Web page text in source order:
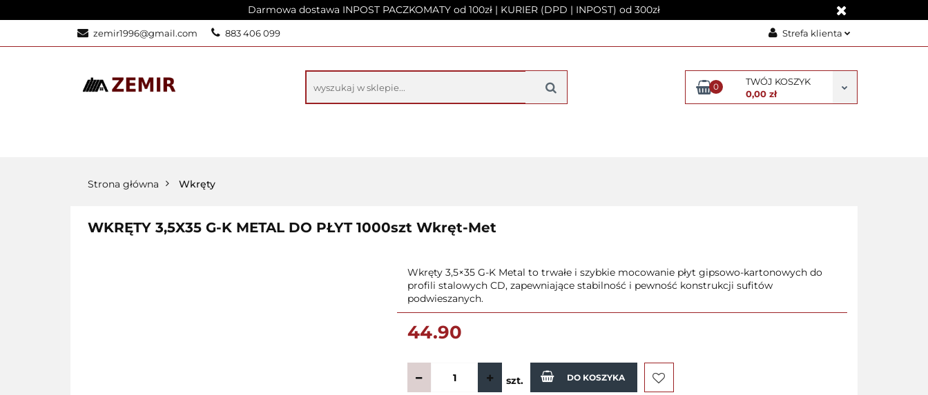
Darmowa dostawa INPOST PACZKOMATY od 100zł | KURIER (DPD | INPOST) od 300zł
zemir1996@gmail.com 883 406 099 Strefa klienta
Załóż konto
Dodaj zgłoszenie
0
TWÓJ KOSZYK
0,00 zł
STRONA GŁÓWNA PRODUKTY O FIRMIE KONTAKT
Strona główna Wkręty
WKRĘTY 3,5X35 G-K METAL DO PŁYT 1000szt Wkręt-Met
Wkręty 3,5×35 G-K Metal to trwałe i szybkie mocowanie płyt gipsowo-kartonowych do
profili stalowych CD, zapewniające stabilność i pewność konstrukcji sufitów
podwieszanych.
44.90
szt. DO KOSZYKA